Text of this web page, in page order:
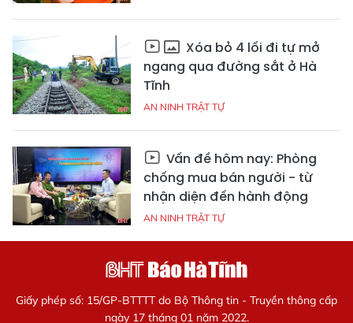
Xóa bỏ 4 lối đi tự mở
ngang qua đường sắt ở Hà
Tĩnh
AN NINH TRẬT TỰ
Vấn đề hôm nay: Phòng
chống mua bán người - từ
nhận diện đến hành động
AN NINH TRẬT TỰ
Giấy phép số: 15/GP-BTTTT do Bộ Thông tin - Truyền thông cấp
ngày 17 tháng 01 năm 2022.